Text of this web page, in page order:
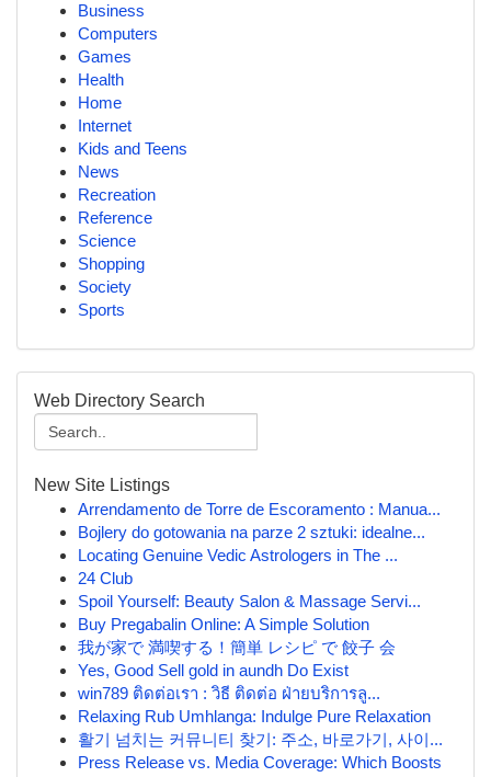
Business
Computers
Games
Health
Home
Internet
Kids and Teens
News
Recreation
Reference
Science
Shopping
Society
Sports
Web Directory Search
New Site Listings
Arrendamento de Torre de Escoramento : Manua...
Bojlery do gotowania na parze 2 sztuki: idealne...
Locating Genuine Vedic Astrologers in The ...
24 Club
Spoil Yourself: Beauty Salon & Massage Servi...
Buy Pregabalin Online: A Simple Solution
我が家で 満喫する！簡単 レシピ で 餃子 会
Yes, Good Sell gold in aundh Do Exist
win789 ติดต่อเรา : วิธี ติดต่อ ฝ่ายบริการลู...
Relaxing Rub Umhlanga: Indulge Pure Relaxation
활기 넘치는 커뮤니티 찾기: 주소, 바로가기, 사이...
Press Release vs. Media Coverage: Which Boosts